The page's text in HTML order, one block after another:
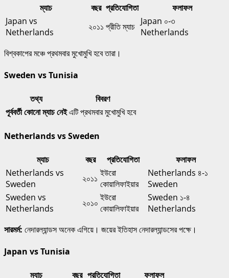
ম্যাচ বছর প্রতিযোগিতা
ফলাফল
Japan vs
Netherlands
২০১১ প্রীতি ম্যাচ Japan ০-৩
Netherlands
বিশ্বকাপের মঞ্চে প্রথমবার মুখোমুখি হবে তারা।
Sweden vs Tunisia
তথ্য
বিবরণ
পূর্ববর্তী কোনো ম্যাচ নেইএটি প্রথমবার মুখোমুখি হবে
Netherlands vs Sweden
ম্যাচ বছর প্রতিযোগিতা
ফলাফল
Netherlands vs
Sweden
২০১১ ইউরো
কোয়ালিফাইয়ার
Netherlands ৪-১
Sweden
Sweden vs
Netherlands
২০১০ ইউরো
কোয়ালিফাইয়ার
Sweden ১-৪
Netherlands
সারমর্ম: নেদারল্যান্ডস অনেক এগিয়ে। জয়ের ইতিহাস নেদারল্যান্ডসের পক্ষে।
Japan vs Tunisia
ম্যাচ বছর প্রতিযোগিতা ফলাফল